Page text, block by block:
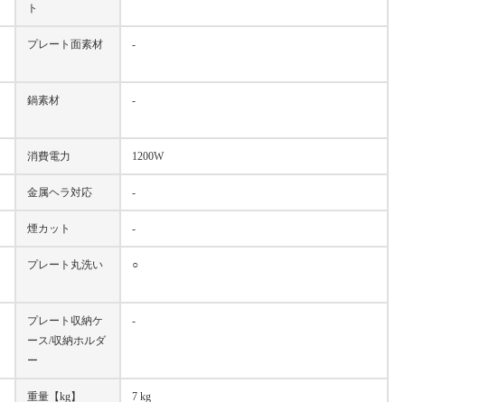
ト
プレート面素材 -
鍋素材 -
消費電力 1200W
金属ヘラ対応 -
煙カット -
プレート丸洗い ○
プレート収納ケ
ース/収納ホルダ
ー
-
重量【kg】 7 kg